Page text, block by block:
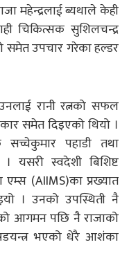
महेन्द्रलाई ब्यथाले केही
चिकित्सक सुशिलचन्द्र
समेत उपचार गरेका हल्डर
रानी रत्नको सफल
समेत दिइएको थियो ।
पहाडी तथा
यसरी स्वदेशी बिशिष्ट
(AIIMS)का प्रख्यात
। उनको उपस्थिती नै
आगमन पछि नै राजाको
भएको धेरै आशंका